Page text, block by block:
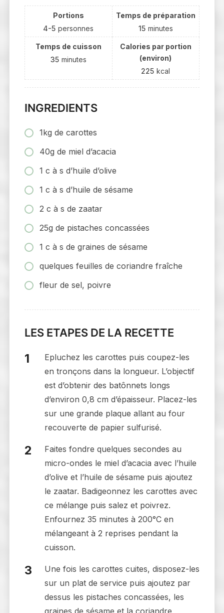
Portions
4-5 personnes
Temps de préparation
15 minutes
Temps de cuisson
35 minutes
Calories par portion
(environ)
225 kcal
INGREDIENTS
1kg de carottes
40g de miel d’acacia
1 c à s d’huile d’olive
1 c à s d’huile de sésame
2 c à s de zaatar
25g de pistaches concassées
1 c à s de graines de sésame
quelques feuilles de coriandre fraîche
fleur de sel, poivre
LES ETAPES DE LA RECETTE
Epluchez les carottes puis coupez-les
en tronçons dans la longueur. L’objectif
est d’obtenir des batônnets longs
d’environ 0,8 cm d’épaisseur. Placez-les
sur une grande plaque allant au four
recouverte de papier sulfurisé.
Faites fondre quelques secondes au
micro-ondes le miel d’acacia avec l’huile
d’olive et l’huile de sésame puis ajoutez
le zaatar. Badigeonnez les carottes avec
ce mélange puis salez et poivrez.
Enfournez 35 minutes à 200°C en
mélangeant à 2 reprises pendant la
cuisson.
Une fois les carottes cuites, disposez-les
sur un plat de service puis ajoutez par
dessus les pistaches concassées, les